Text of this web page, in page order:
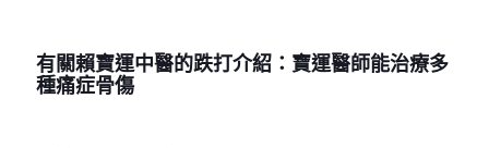
有關賴寶運中醫的跌打介紹：寶運醫師能治療多
種痛症骨傷